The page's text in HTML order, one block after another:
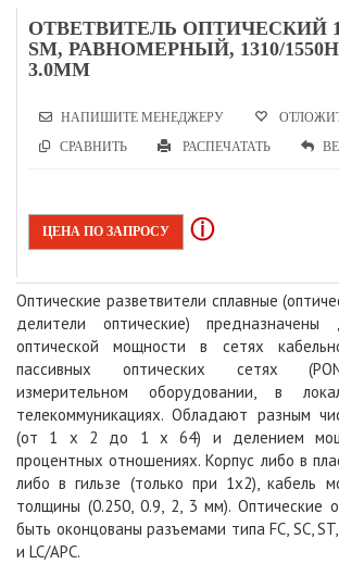
ОТВЕТВИТЕЛЬ ОПТИЧЕСКИЙ
SM, РАВНОМЕРНЫЙ, 1310/
3.0ММ
НАПИШИТЕ МЕНЕДЖЕРУ
СРАВНИТЬ
РАСПЕЧАТАТЬ
ЦЕНА ПО ЗАПРОСУ ⓘ
Оптические разветвители сплавные
делители оптические) предназначены
оптической мощности в сетях
пассивных оптических сетях
измерительном оборудовании, в
телекоммуникациях. Обладают разным
(от 1 х 2 до 1 х 64) и делением
процентных отношениях. Корпус либо в
либо в гильзе (только при 1х2), кабель
толщины (0.250, 0.9, 2, 3 мм). Оптические
быть оконцованы разъемами типа FC, SC, ST,
и LC/APC.